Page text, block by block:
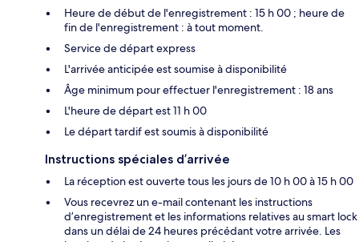
Heure de début de l'enregistrement : 15 h 00 ; heure de
fin de l'enregistrement : à tout moment.
Service de départ express
L'arrivée anticipée est soumise à disponibilité
Âge minimum pour effectuer l'enregistrement : 18 ans
L'heure de départ est 11 h 00
Le départ tardif est soumis à disponibilité
Instructions spéciales d’arrivée
La réception est ouverte tous les jours de 10 h 00 à 15 h 00
Vous recevrez un e-mail contenant les instructions
d’enregistrement et les informations relatives au smart lock
dans un délai de 24 heures précédant votre arrivée. Les